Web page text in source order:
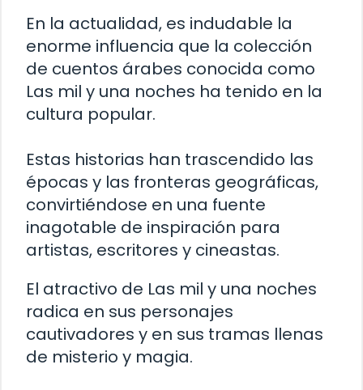
En la actualidad, es indudable la
enorme influencia que la colección
de cuentos árabes conocida como
Las mil y una noches ha tenido en la
cultura popular.
Estas historias han trascendido las
épocas y las fronteras geográficas,
convirtiéndose en una fuente
inagotable de inspiración para
artistas, escritores y cineastas.
El atractivo de Las mil y una noches
radica en sus personajes
cautivadores y en sus tramas llenas
de misterio y magia.